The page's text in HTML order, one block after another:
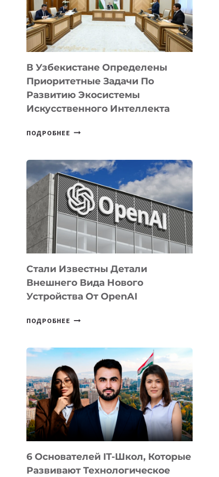
В Узбекистане Определены
Приоритетные Задачи По
Развитию Экосистемы
Искусственного Интеллекта
ПОДРОБНЕЕ В
ПРИОРИТЕТНЫЕ
ЗАДАЧИ
ПО
РАЗВИТИЮ
ЭКОСИСТЕМЫ
ИСКУССТВЕННОГО
ИНТЕЛЛЕКТА
Стали Известны Детали
Внешнего Вида Нового
Устройства От OpenAI
ПОДРОБНЕЕ СТАЛИ
ВНЕШНЕГО
ВИДА
НОВОГО
УСТРОЙСТВА
ОТ
OPENAI
6 Основателей IT-Школ, Которые
Развивают Технологическое